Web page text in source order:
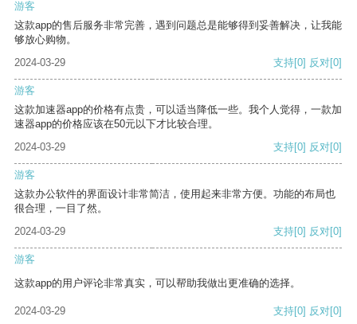
游客
这款app的售后服务非常完善，遇到问题总是能够得到妥善解决，让我能
够放心购物。
2024-03-29
支持[0] 反对[0]
游客
这款加速器app的价格有点贵，可以适当降低一些。我个人觉得，一款加
速器app的价格应该在50元以下才比较合理。
2024-03-29
支持[0] 反对[0]
游客
这款办公软件的界面设计非常简洁，使用起来非常方便。功能的布局也
很合理，一目了然。
2024-03-29
支持[0] 反对[0]
游客
这款app的用户评论非常真实，可以帮助我做出更准确的选择。
2024-03-29 支持[0] 反对[0]